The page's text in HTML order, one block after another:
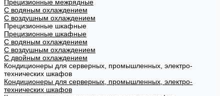
Прецизионные межрядные
С водяным охлаждением
С воздушным охлаждением
Прецизионные шкафные
Прецизионные шкафные
С водяным охлаждением
С воздушным охлаждением
С двойным охлаждением
Кондиционеры для серверных, промышленных, электро-
технических шкафов
Кондиционеры для серверных, промышленных, электро-
технических шкафов